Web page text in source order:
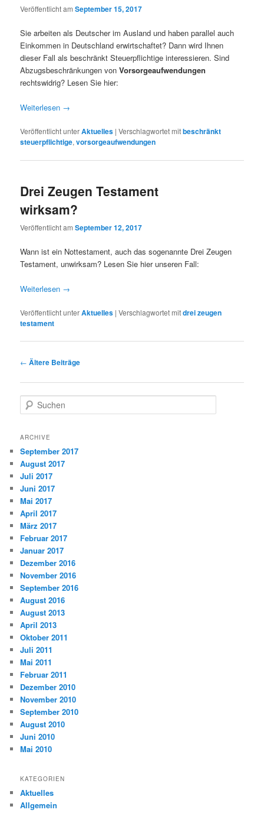
Veröffentlicht amSeptember 15, 2017
Sie arbeiten als Deutscher im Ausland und haben parallel auch
Einkommen in Deutschland erwirtschaftet? Dann wird Ihnen
dieser Fall als beschränkt Steuerpflichtige interessieren. Sind
Abzugsbeschränkungen vonVorsorgeaufwendungen
rechtswidrig? Lesen Sie hier:
Weiterlesen →
Veröffentlicht unterAktuelles |Verschlagwortet mitbeschränkt
steuerpflichtige,vorsorgeaufwendungen
Drei Zeugen Testament
wirksam?
Veröffentlicht amSeptember 12, 2017
Wann ist ein Nottestament, auch das sogenannte Drei Zeugen
Testament, unwirksam? Lesen Sie hier unseren Fall:
Weiterlesen →
Veröffentlicht unterAktuelles |Verschlagwortet mitdrei zeugen
testament
Beitrags-
← Ältere Beiträge
u
h
n
ARCHIVE
September 2017
August 2017
Juli 2017
Juni 2017
Mai 2017
April 2017
März 2017
Februar 2017
Januar 2017
Dezember 2016
November 2016
September 2016
August 2016
August 2013
April 2013
Oktober 2011
Juli 2011
Mai 2011
Februar 2011
Dezember 2010
November 2010
September 2010
August 2010
Juni 2010
Mai 2010
KATEGORIEN
Aktuelles
Allgemein